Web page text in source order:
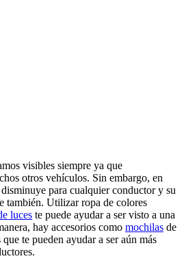
visibles siempre ya que
otros vehículos. Sin embargo, en
para cualquier conductor y su
también. Utilizar ropa de colores
luces te puede ayudar a ser visto a una
hay accesorios como mochilas de
te pueden ayudar a ser aún más